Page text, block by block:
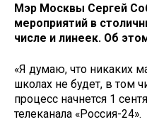
Мэр Москвы Сергей
мероприятий в
числе и линеек. Об
«Я думаю, что никаких
школах не будет, в том
процесс начнется 1
телеканала «Россия-24».